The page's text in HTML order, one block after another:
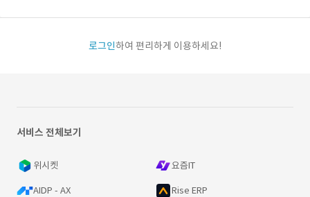
로그인하여 편리하게 이용하세요!
서비스 전체보기
위시켓 요즘IT
AIDP - AX Rise ERP